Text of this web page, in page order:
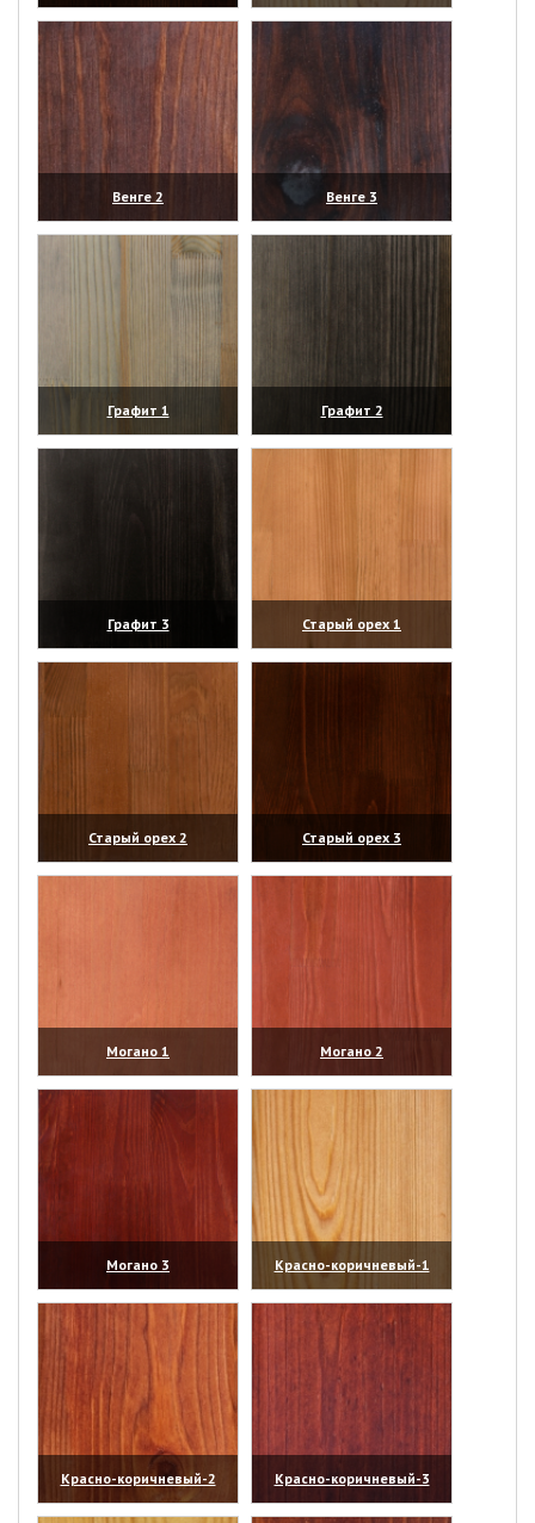
(увеличить)
(увеличить)
Венге 2
(увеличить)
Венге 3
(увеличить)
Графит 1
(увеличить)
Графит 2
(увеличить)
Графит 3
(увеличить)
Старый орех 1
(увеличить)
Старый орех 2
(увеличить)
Старый орех 3
(увеличить)
Могано 1
(увеличить)
Могано 2
(увеличить)
Могано 3
(увеличить)
Красно-коричневый-1
(увеличить)
Красно-коричневый-2
(увеличить)
Красно-коричневый-3
(увеличить)